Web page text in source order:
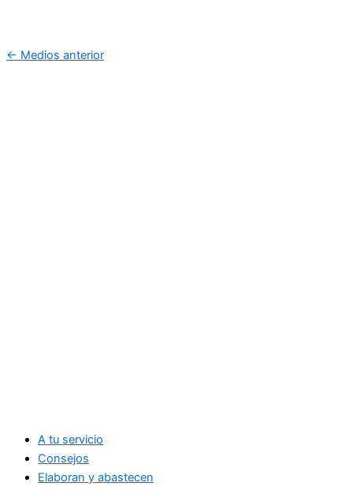
← Medios anterior
A tu servicio
Consejos
Elaboran y abastecen